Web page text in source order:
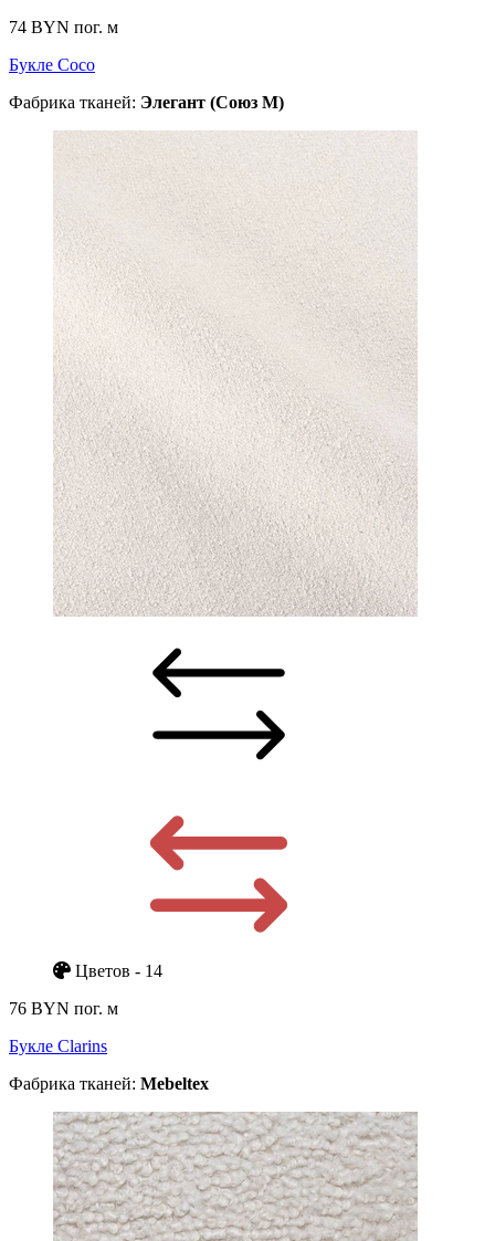
74 BYN пог. м
Букле Coco
Фабрика тканей: Элегант (Союз М)
Цветов - 14
76 BYN пог. м
Букле Clarins
Фабрика тканей: Mebeltex